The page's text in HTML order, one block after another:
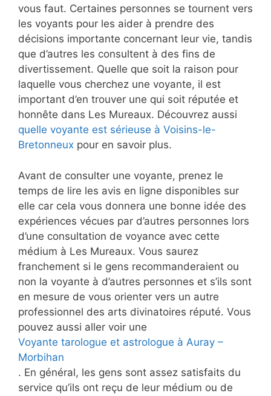
vous faut. Certaines personnes se tournent vers
les voyants pour les aider à prendre des
décisions importante concernant leur vie, tandis
que d’autres les consultent à des fins de
divertissement. Quelle que soit la raison pour
laquelle vous cherchez une voyante, il est
important d’en trouver une qui soit réputée et
honnête dans Les Mureaux. Découvrez aussi
quelle voyante est sérieuse à Voisins-le-
Bretonneux pour en savoir plus.
Avant de consulter une voyante, prenez le
temps de lire les avis en ligne disponibles sur
elle car cela vous donnera une bonne idée des
expériences vécues par d’autres personnes lors
d’une consultation de voyance avec cette
médium à Les Mureaux. Vous saurez
franchement si le gens recommanderaient ou
non la voyante à d’autres personnes et s’ils sont
en mesure de vous orienter vers un autre
professionnel des arts divinatoires réputé. Vous
pouvez aussi aller voir une
Voyante tarologue et astrologue à Auray –
Morbihan
. En général, les gens sont assez satisfaits du
service qu’ils ont reçu de leur médium ou de